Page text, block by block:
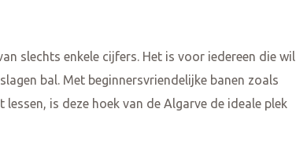
slechts enkele cijfers. Het is voor iedereen die wil
bal. Met beginnersvriendelijke banen zoals
is deze hoek van de Algarve de ideale plek